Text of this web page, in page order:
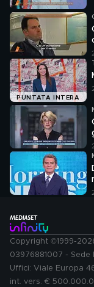
PUNTATA INTERA
Copyright ©1999-
03976881007 - Sede
Uffici: Viale Europa
int. vers. €